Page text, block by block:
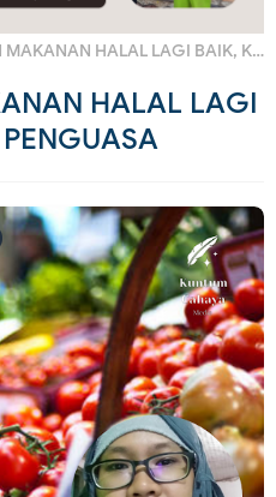
HALAL LAGI BAIK, KEWAJIBAN PENGUASA
HALAL LAGI